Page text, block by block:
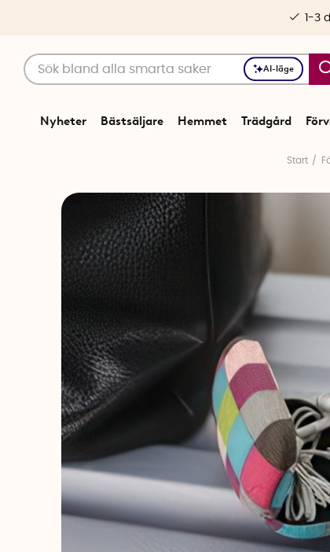
AI-läge
Nyheter Bästsäljare Hemmet Trädgård
1-3
Start